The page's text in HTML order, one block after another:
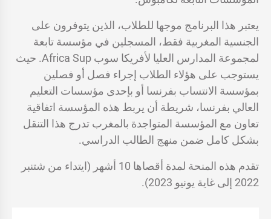
يعتبر هذا البرنامج موجها للطلاب، الذين يتوفرون على
الجنسية المغربية فقط، المسجلين في مؤسسة تابعة
لمجموعة المدارس العليا لأفريكا سوب Africa Sup. حيث
يستوجب على هؤلاء الطلاب إجراء فصل أو فصلين
بمؤسسة الانتساب بفرنسا أو بإحدى مؤسسات التعليم
العالي بفرنسا، شريطة أن يربط هذه المؤسسة اتفاقية
تعاون مع المؤسسة المتواجدة بالمغرب تدرج هذا التنقل
بشكل كامل ضمن منهج الطالب الدراسي.
تقدم هذه المنحة لمدة أقصاها 10 أشهر (ايتداء من شتنبر
2022 إلى غاية يونيو 2023).